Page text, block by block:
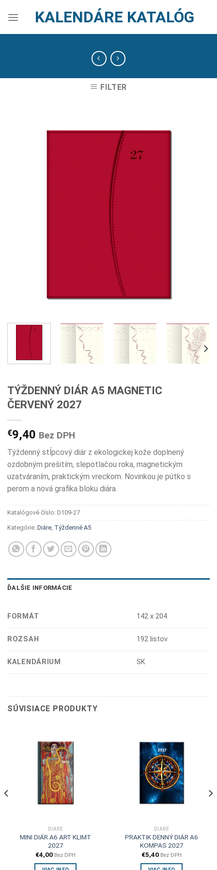
KALENDÁRE KATALÓG
FILTER
TÝŽDENNÝ DIÁR A5 MAGNETIC
ČERVENÝ 2027
€9,40 Bez DPH
Týždenný stĺpcový diár z ekologickej kože doplnený
ozdobným prešitím, slepotlačou roka, magnetickým
uzatváraním, praktickým vreckom. Novinkou je pútko s
perom a nová grafika bloku diára.
Katalógové číslo: D109-27
Kategórie: Diáre Týždenné A5
ĎALŠIE INFORMÁCIE
FORMÁT 142 x 204
ROZSAH 192 listov
KALENDÁRIUM SK
SÚVISIACE PRODUKTY
DIÁRE
MINI DIÁR A6 ART KLIMT
2027
€4,00 Bez DPH
DIÁRE
PRAKTIK DENNÝ DIÁR A6
KOMPAS 2027
€5,40 Bez DPH